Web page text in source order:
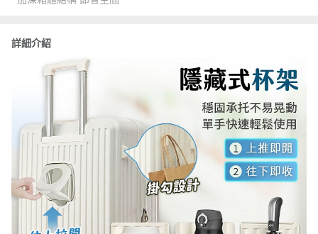
詳細介紹